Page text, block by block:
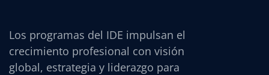
Los programas del IDE impulsan el
crecimiento profesional con visión
global, estrategia y liderazgo para